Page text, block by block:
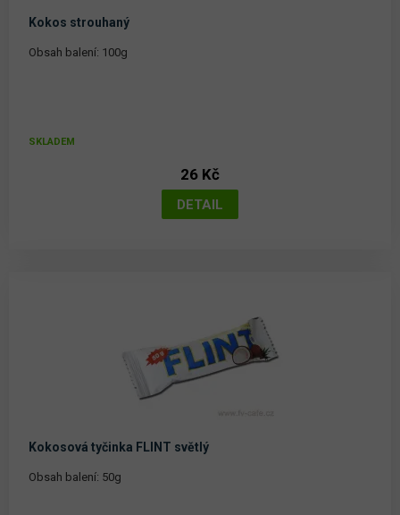
Kokos strouhaný
Obsah balení: 100g
SKLADEM
26 Kč
Kokosová tyčinka FLINT světlý
Obsah balení: 50g